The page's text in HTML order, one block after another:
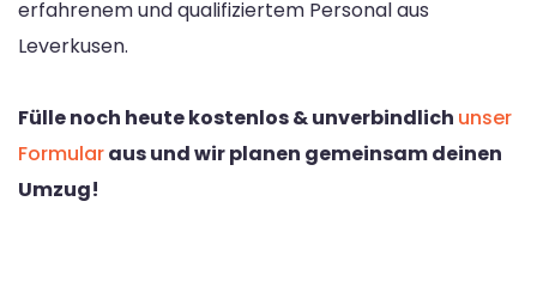
erfahrenem und qualifiziertem Personal aus
Leverkusen.
Fülle noch heute kostenlos & unverbindlich unser
Formularaus und wir planen gemeinsam deinen
Umzug!